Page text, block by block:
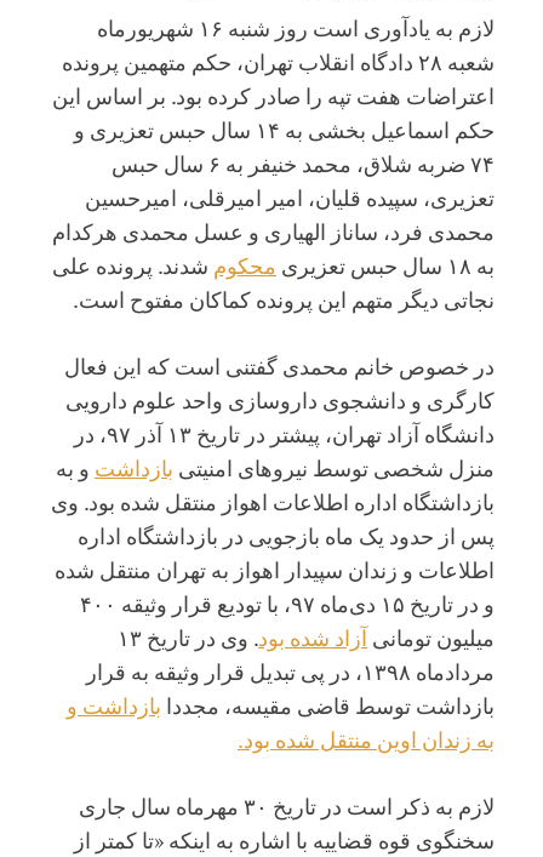
لازم به یادآوری است روز شنبه ۱۶ شهریورماه
شعبه ۲۸ دادگاه انقلاب تهران، حکم متهمین پرونده
اعتراضات هفت تپه را صادر کرده بود. بر اساس این
حکم اسماعیل بخشی به ۱۴ سال حبس تعزیری و
۷۴ ضربه شلاق، محمد خنیفر به ۶ سال حبس
تعزیری، سپیده قلیان، امیر امیرقلی، امیرحسین
محمدی فرد، ساناز الهیاری و عسل محمدی هرکدام
به ۱۸ سال حبس تعزیری
محکوم شدند. پرونده علی
نجاتی دیگر متهم این پرونده کماکان مفتوح است.
در خصوص خانم محمدی گفتنی است که این فعال
کارگری و دانشجوی داروسازی واحد علوم دارویی
دانشگاه آزاد تهران، پیشتر در تاریخ ۱۳ آذر ۹۷، در
منزل شخصی توسط نیروهای امنیتی بازداشت و به
بازداشتگاه اداره اطلاعات اهواز منتقل شده بود. وی
پس از حدود یک ماه بازجویی در بازداشتگاه اداره
اطلاعات و زندان سپیدار اهواز به تهران منتقل شده
و در تاریخ ۱۵ دی‌ماه ۹۷، با تودیع قرار وثیقه ۴۰۰
میلیون تومانیآزاد شده بود
. وی در تاریخ ۱۳
مردادماه ۱۳۹۸، در پی تبدیل قرار وثیقه به قرار
بازداشت توسط قاضی مقیسه، مجددا بازداشت و
به زندان اوین منتقل شده بود.
لازم به ذکر است در تاریخ ۳۰ مهرماه سال جاری
سخنگوی قوه قضاییه با اشاره به اینکه «تا کمتر از